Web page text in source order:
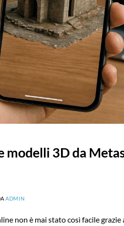
modelli 3D da
ADMIN
non è mai stato così facile